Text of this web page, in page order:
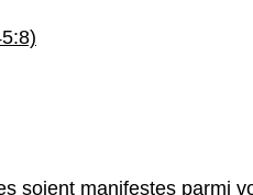
soient manifestes parmi